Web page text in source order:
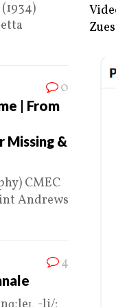
0
| From
&
CMEC
Andrews
4